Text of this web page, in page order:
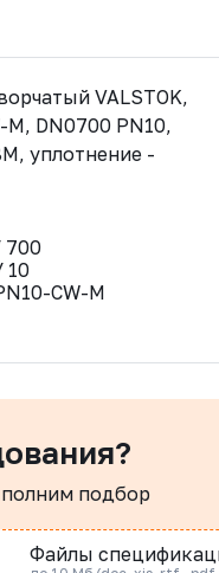
VALSTOK,
DN0700 PN10,
уплотнение -
700
10
CW-M
подбор
Файлы